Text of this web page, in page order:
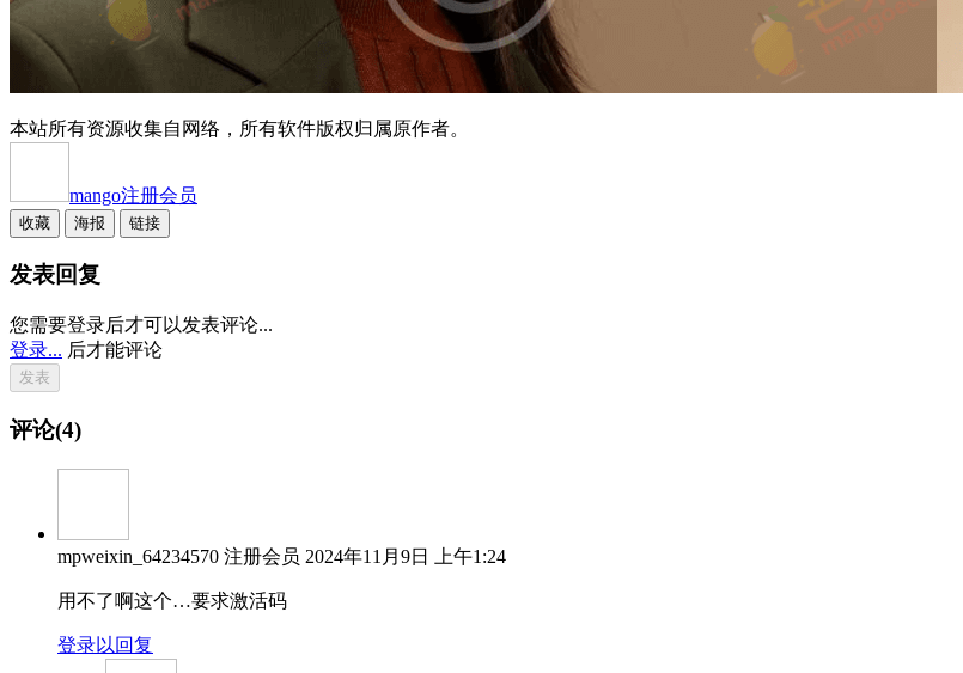
本站所有资源收集自网络，所有软件版权归属原作者。
mango注册会员
收藏 海报 链接
发表回复
您需要登录后才可以发表评论...
登录... 后才能评论
评论(4)
mpweixin_64234570 注册会员 2024年11月9日 上午1:24
用不了啊这个…要求激活码
登录以回复